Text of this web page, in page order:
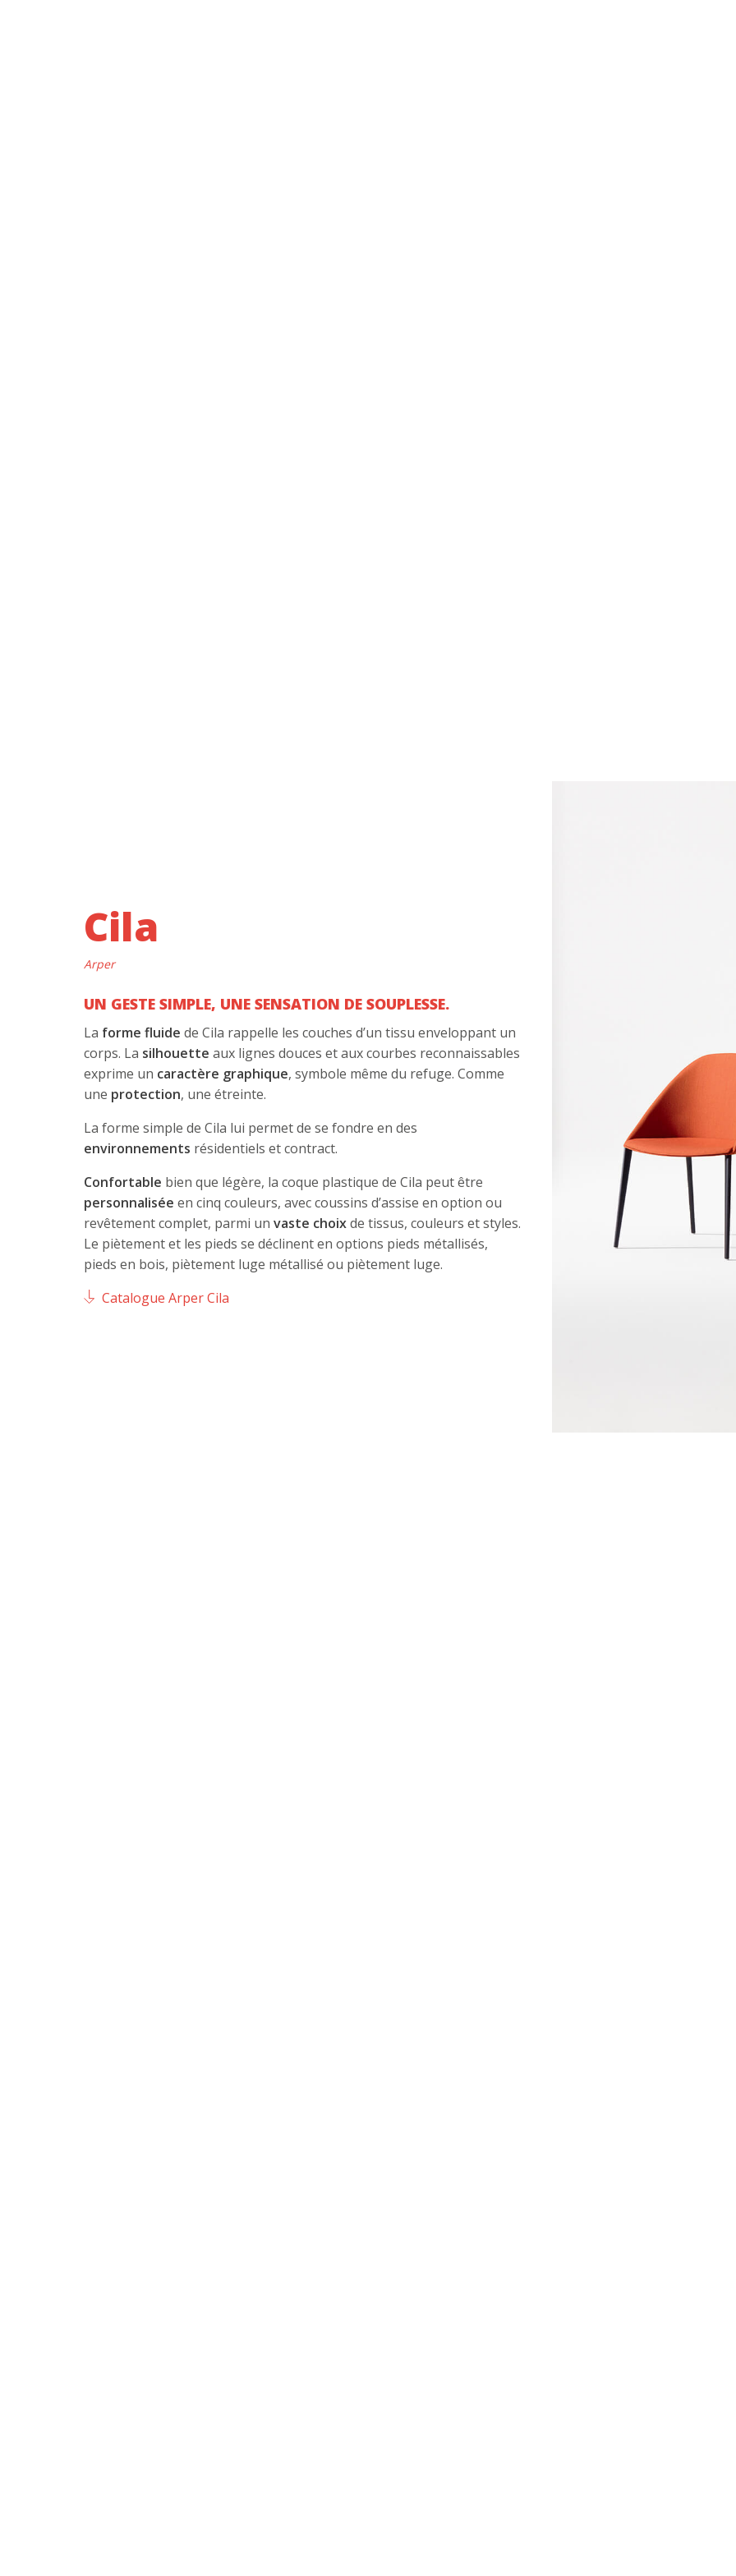
Cila
Arper
UN GESTE SIMPLE, UNE SENSATION DE SOUPLESSE.
La forme fluide de Cila rappelle les couches d’un tissu enveloppant un
corps. La silhouette aux lignes douces et aux courbes reconnaissables
exprime un caractère graphique, symbole même du refuge. Comme
une protection, une étreinte.
La forme simple de Cila lui permet de se fondre en des
environnements résidentiels et contract.
Confortable bien que légère, la coque plastique de Cila peut être
personnalisée en cinq couleurs, avec coussins d’assise en option ou
revêtement complet, parmi unvaste choixde tissus, couleurs et styles.
Le piètement et les pieds se déclinent en options pieds métallisés,
pieds en bois, piètement luge métallisé ou piètement luge.
Catalogue Arper Cila